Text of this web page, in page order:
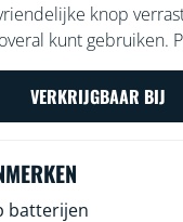
knop
kunt gebruiken.
leg hem in een hoek,
magneet kun je hem
oppervlak. Neem de
VERKRIJGBAAR BIJ
batterijen